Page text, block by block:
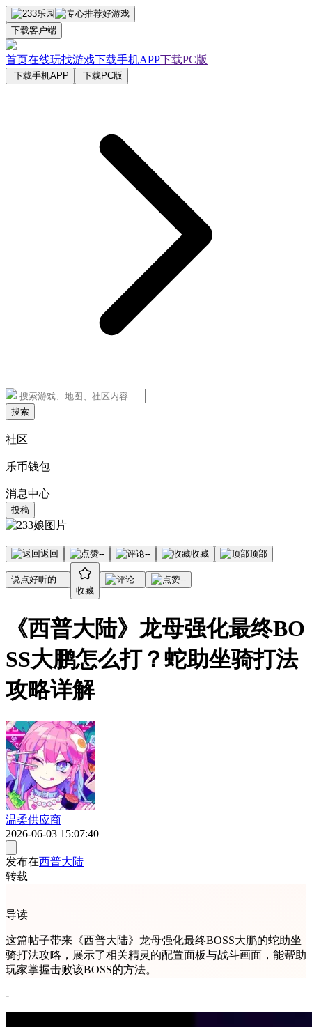
下载客户端
首页在线玩找游戏下载手机APP下载PC版
下载手机APP 下载PC版
搜索
社区
乐币钱包
消息中心
投稿
返回 -- -- 收藏 顶部
说点好听的...
收藏
-- --
《西普大陆》龙母强化最终BO
SS大鹏怎么打？蛇助坐骑打法
攻略详解
温柔供应商
2026-06-03 15:07:40
发布在西普大陆
转载
导读
这篇帖子带来《西普大陆》龙母强化最终BOSS大鹏的蛇助坐
骑打法攻略，展示了相关精灵的配置面板与战斗画面，能帮助
玩家掌握击败该BOSS的方法。
-